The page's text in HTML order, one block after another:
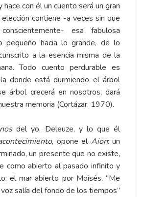
hace con él un cuento será un gran
contiene -a veces sin que
esa fabulosa
pequeño hacia lo grande, de lo
a la esencia misma de la
Todo cuento perdurable es
donde está durmiendo el árbol
árbol crecerá en nosotros, dará
memoria (Cortázar, 1970).
del yo, Deleuze, y lo que él
, opone el Aion: un
un presente que no existe,
como abierto al pasado infinito y
el mar abierto por Moisés. “Me
salía del fondo de los tiempos”